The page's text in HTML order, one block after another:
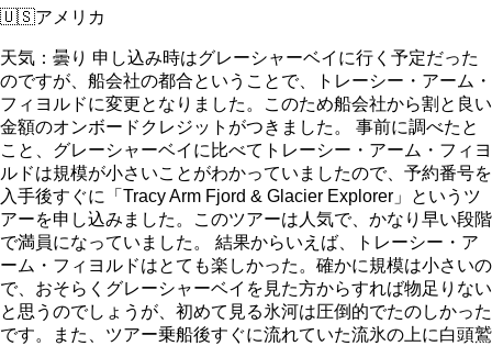
🇺🇸アメリカ
天気：曇り 申し込み時はグレーシャーベイに行く予定だった
のですが、船会社の都合ということで、トレーシー・アーム・
フィヨルドに変更となりました。このため船会社から割と良い
金額のオンボードクレジットがつきました。 事前に調べたと
こと、グレーシャーベイに比べてトレーシー・アーム・フィヨ
ルドは規模が小さいことがわかっていましたので、予約番号を
入手後すぐに「Tracy Arm Fjord & Glacier Explorer」というツ
アーを申し込みました。このツアーは人気で、かなり早い段階
で満員になっていました。 結果からいえば、トレーシー・ア
ーム・フィヨルドはとても楽しかった。確かに規模は小さいの
で、おそらくグレーシャーベイを見た方からすれば物足りない
と思うのでしょうが、初めて見る氷河は圧倒的でたのしかった
です。また、ツアー乗船後すぐに流れていた流氷の上に白頭鷲